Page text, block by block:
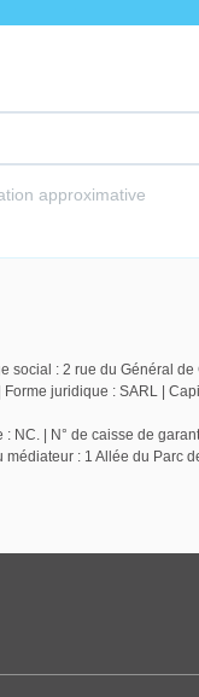
social : 2 rue du Général de
juridique : SARL |
NC. | N° de caisse de
: 1 Allée du Parc